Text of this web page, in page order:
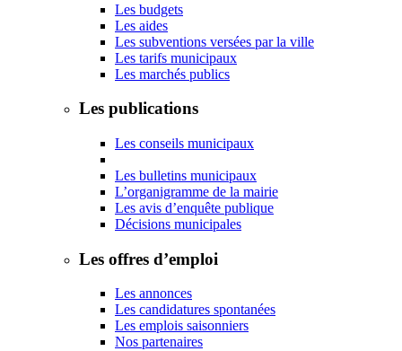
Les budgets
Les aides
Les subventions versées par la ville
Les tarifs municipaux
Les marchés publics
Les publications
Les conseils municipaux
Les bulletins municipaux
L’organigramme de la mairie
Les avis d’enquête publique
Décisions municipales
Les offres d’emploi
Les annonces
Les candidatures spontanées
Les emplois saisonniers
Nos partenaires